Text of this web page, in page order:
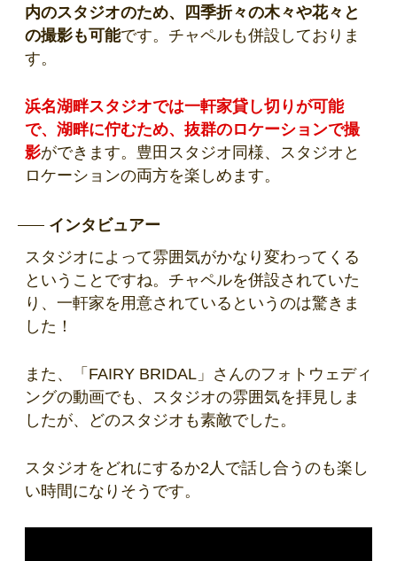
内のスタジオのため、四季折々の木々や花々と
の撮影も可能です。チャペルも併設しておりま
す。
浜名湖畔スタジオでは一軒家貸し切りが可能
で、湖畔に佇むため、抜群のロケーションで撮
影ができます。豊田スタジオ同様、スタジオと
ロケーションの両方を楽しめます。
インタビュアー
スタジオによって雰囲気がかなり変わってくる
ということですね。チャペルを併設されていた
り、一軒家を用意されているというのは驚きま
した！
また、「FAIRY BRIDAL」さんのフォトウェディ
ングの動画でも、スタジオの雰囲気を拝見しま
したが、どのスタジオも素敵でした。
スタジオをどれにするか2人で話し合うのも楽し
い時間になりそうです。